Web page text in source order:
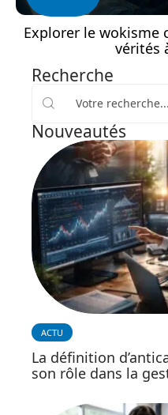
Explorer le wokisme
vérités
Recherche
Nouveautés
ACTU
La définition
son rôle dans la